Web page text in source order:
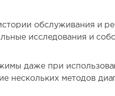
обслуживания и
исследования и
даже при
нескольких методов